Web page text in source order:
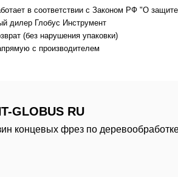
в соответствии с Законом РФ "О
дилер Глобус Инструмент
(без нарушения упаковки)
с производителем
GLOBUS RU
концевых фрез по